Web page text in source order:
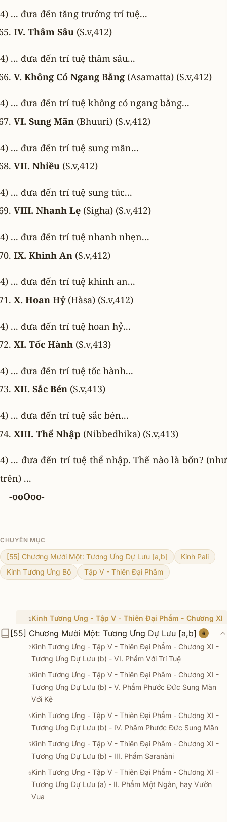
4) ... đưa đến tăng trưởng trí tuệ...
IV. Thâm Sâu (S.v,412)
4) ... đưa đến trí tuệ thâm sâu...
V. Không Có Ngang Bằng (Asamatta) (S.v,412)
4) ... đưa đến trí tuệ không có ngang bằng...
VI. Sung Mãn (Bhuuri) (S.v,412)
4) ... đưa đến trí tuệ sung mãn...
VII. Nhiều (S.v,412)
4) ... đưa đến trí tuệ sung túc...
VIII. Nhanh Lẹ (Sìgha) (S.v,412)
4) ... đưa đến trí tuệ nhanh nhẹn...
IX. Khinh An (S.v,412)
4) ... đưa đến trí tuệ khinh an...
X. Hoan Hỷ (Hàsa) (S.v,412)
4) ... đưa đến trí tuệ hoan hỷ...
XI. Tốc Hành (S.v,413)
4) ... đưa đến trí tuệ tốc hành...
XII. Sắc Bén (S.v,413)
4) ... đưa đến trí tuệ sắc bén...
XIII. Thể Nhập (Nibbedhika) (S.v,413)
4) ... đưa đến trí tuệ thể nhập. Thế nào là bốn? (như
trên) ...
-ooOoo-
CHUYÊN MỤC
[55] Chương Mười Một: Tương Ưng Dự Lưu [a,b]
Kinh Pali
Kinh Tương Ưng Bộ
Tập V - Thiên Ðại Phẩm
[55] Chương Mười Một: Tương Ưng Dự Lưu [a,b] 6
1Kinh Tương Ưng - Tập V - Thiên Ðại Phẩm - Chương XI
- Tương Ưng Dự Lưu (b) - VII. Phẩm Ðại Trí Tuệ
2Kinh Tương Ưng - Tập V - Thiên Ðại Phẩm - Chương XI -
Tương Ưng Dự Lưu (b) - VI. Phẩm Với Trí Tuệ
3Kinh Tương Ưng - Tập V - Thiên Ðại Phẩm - Chương XI -
Tương Ưng Dự Lưu (b) - V. Phẩm Phước Ðức Sung Mãn
Với Kệ
4Kinh Tương Ưng - Tập V - Thiên Ðại Phẩm - Chương XI -
Tương Ưng Dự Lưu (b) - IV. Phẩm Phước Ðức Sung Mãn
5Kinh Tương Ưng - Tập V - Thiên Ðại Phẩm - Chương XI -
Tương Ưng Dự Lưu (b) - III. Phẩm Saranàni
6Kinh Tương Ưng - Tập V - Thiên Ðại Phẩm - Chương XI -
Tương Ưng Dự Lưu (a) - II. Phẩm Một Ngàn, hay Vườn
Vua